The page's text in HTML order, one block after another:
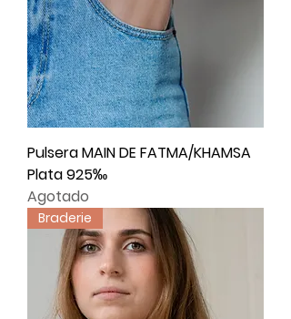
Pulsera MAIN DE FATMA/KHAMSA
Plata 925‰
Agotado
Braderie